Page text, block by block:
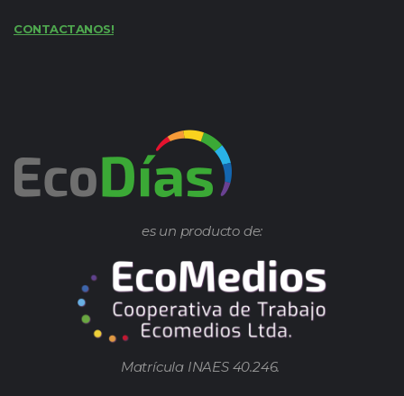
CONTACTANOS!
es un producto de:
Matrícula INAES 40.246.